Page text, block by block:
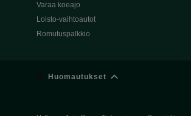
Varaa koeajo
Loisto-vaihtoautot
Romutuspalkkio
Huomautukset